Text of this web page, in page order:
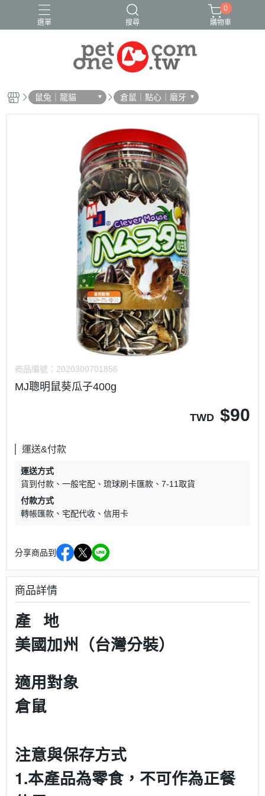
選單 搜尋
0
購物車
鼠兔｜龍貓 倉鼠｜點心｜磨牙
商品編號： 2020300701856
MJ聰明鼠葵瓜子400g
TWD $90
運送&付款
運送方式
貨到付款
一般宅配 琉球刷卡匯款
7-11取貨
付款方式
轉帳匯款
宅配代收 信用卡
分享商品到
商品詳情
產 地
美國加州（台灣分裝）
適用對象
倉鼠
注意與保存方式
1.本產品為零食，不可作為正餐